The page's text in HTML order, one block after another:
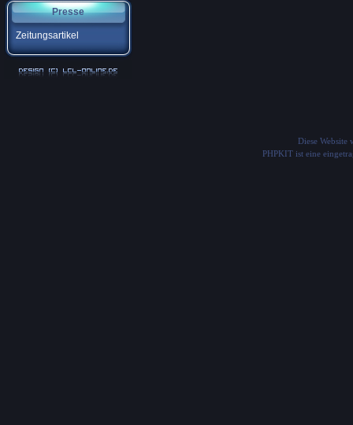
Presse
Zeitungsartikel
Diese Website
PHPKIT ist eine